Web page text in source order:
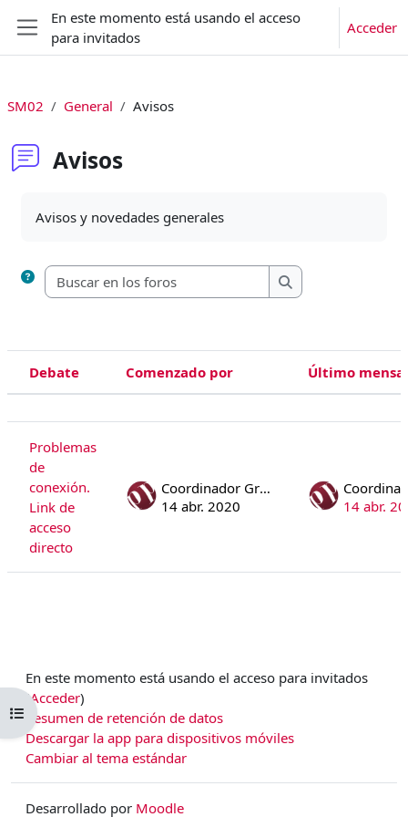
Salta al contenido principal
Panel lateral
En este momento está usando el acceso
para invitados
Acceder
Abrir índice del curso
SM02 General Avisos
Avisos
Avisos y novedades generales
Buscar en los foros
Buscar en los foros
Estado
Debate Comenzado por Último
Problemas
de
conexión.
Link de
acceso
directo
Coordinador Gral. Campus APP
14 abr. 2020
14 abr.
En este momento está usando el acceso para invitados
(Acceder)
Resumen de retención de datos
Descargar la app para dispositivos móviles
Cambiar al tema estándar
Desarrollado por Moodle